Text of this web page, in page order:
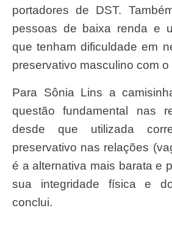
portadores de DST.
pessoas de baixa renda e
que tenham dificuldade em
preservativo masculino com o
Para Sônia Lins a camisinha deve ser uma
questão fundamental nas
desde que utilizada
preservativo nas relações
é a alternativa mais barata e
sua integridade física e
conclui.